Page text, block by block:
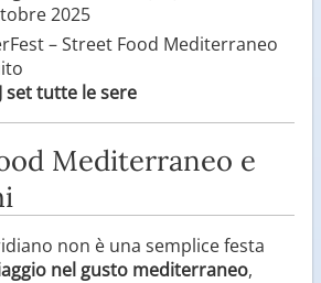
2025
– Street Food Mediterraneo
set tutte le sere
Mediterraneo e
non è una semplice festa
nel gusto mediterraneo,